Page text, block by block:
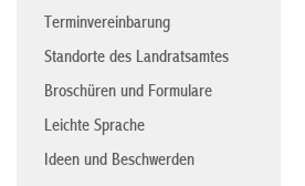
Terminvereinbarung
Standorte des Landratsamtes
Broschüren und Formulare
Leichte Sprache
Ideen und Beschwerden